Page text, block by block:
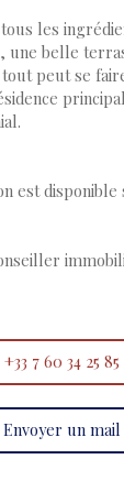
les
une belle
peut se
est disponible
+33 7 60 34 25 85
Envoyer un mail